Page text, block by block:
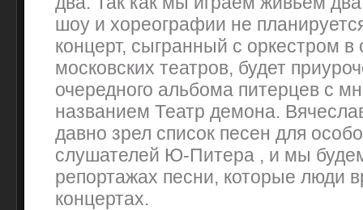
шоу и хореографии не
концерт, сыгранный с оркестром в
московских театров, будет
очередного альбома питерцев с
названием Театр демона.
давно зрел список песен для
слушателей Ю-Питера , и мы
репортажах песни, которые люди
концертах.